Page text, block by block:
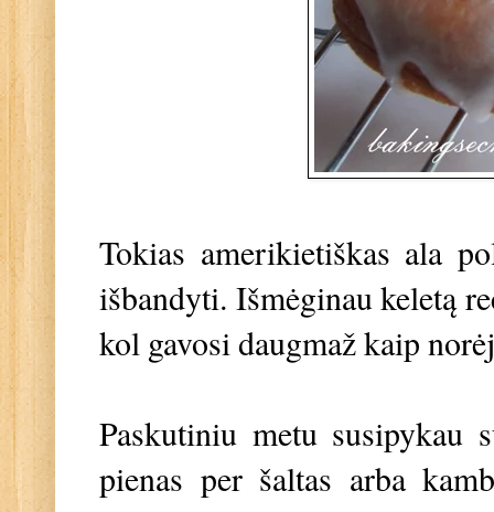
Tokias amerikietiškas ala
išbandyti. Išmėginau keletą
kol gavosi daugmaž kaip
Paskutiniu metu susipykau
pienas per šaltas arba